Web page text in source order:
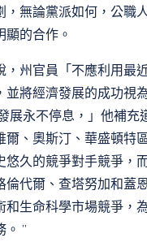
，無論黨派如何，公職
顯的合作。
，州官員「不應利用最
並將經濟發展的成功視
展永不停息，」他補充
爾、奧斯汀、華盛頓特
悠久的競爭對手競爭，
倫代爾、查塔努加和蓋
和生命科學市場競爭，
。 ”